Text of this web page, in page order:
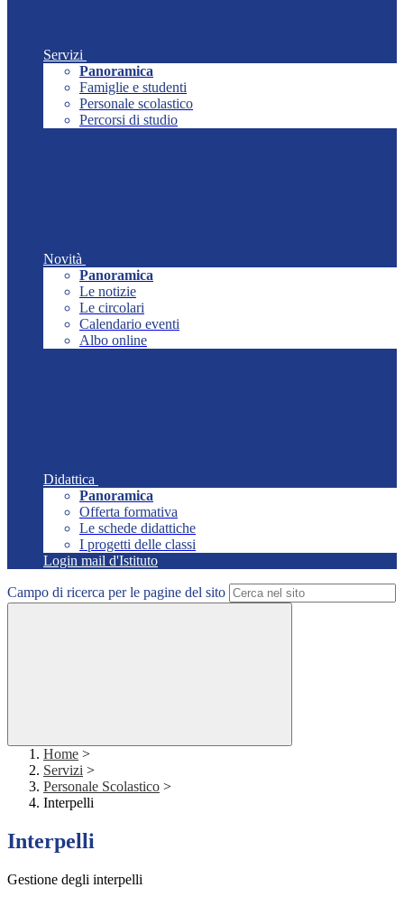
Servizi
Panoramica
Famiglie e studenti
Personale scolastico
Percorsi di studio
Novità
Panoramica
Le notizie
Le circolari
Calendario eventi
Albo online
Didattica
Panoramica
Offerta formativa
Le schede didattiche
I progetti delle classi
Login mail d'Istituto
Campo di ricerca per le pagine del sito
Home >
Servizi >
Personale Scolastico >
Interpelli
Interpelli
Gestione degli interpelli